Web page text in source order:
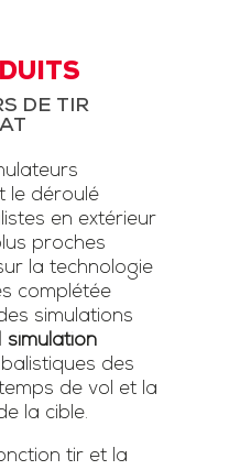
DE TIR
le déroulé
en extérieur
proches
la technologie
complétée
simulations
simulation
des
de vol et la
la cible.
tir et la